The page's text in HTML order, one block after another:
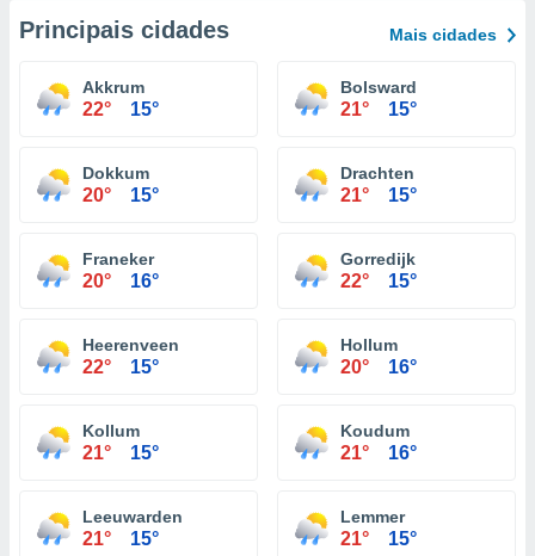
Principais cidades Mais cidades
Akkrum
22° 15°
Bolsward
21° 15°
Dokkum
20° 15°
Drachten
21° 15°
Franeker
20° 16°
Gorredijk
22° 15°
Heerenveen
22° 15°
Hollum
20° 16°
Kollum
21° 15°
Koudum
21° 16°
Leeuwarden
21° 15°
Lemmer
21° 15°